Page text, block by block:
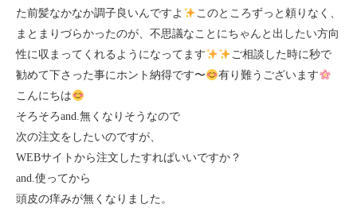
た前髪なかなか調子良いんですよ
このところずっと頼りなく、
まとまりづらかったのが、不思議なことにちゃんと出したい方向
性に収まってくれるようになってます
ご相談した時に秒で
勧めて下さった事にホント納得です〜
有り難うございます
こんにちは
そろそろand.無くなりそうなので
次の注文をしたいのですが、
WEBサイトから注文したすればいいですか？
and.使ってから
頭皮の痒みが無くなりました。